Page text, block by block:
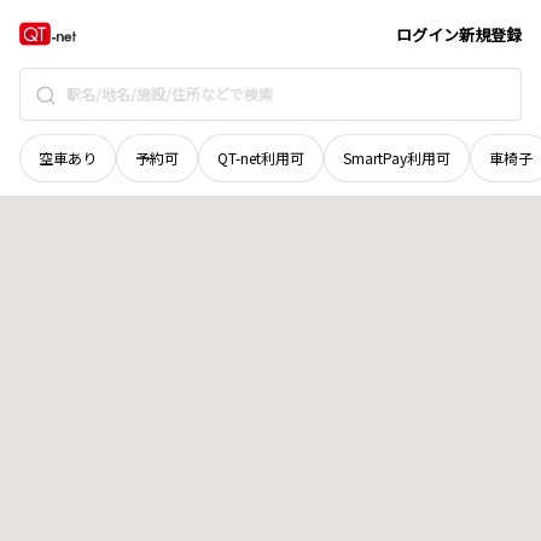
ログイン新規登録
空車あり 予約可 QT-net利用可 SmartPay利用可 車椅子
岡山県